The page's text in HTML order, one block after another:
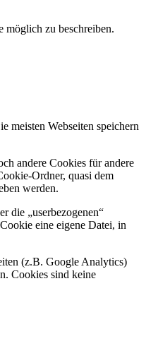
möglich zu beschreiben.
meisten Webseiten speichern
andere Cookies für andere
Ordner, quasi dem
werden.
die „userbezogenen“
eine eigene Datei, in
(z.B. Google Analytics)
Cookies sind keine